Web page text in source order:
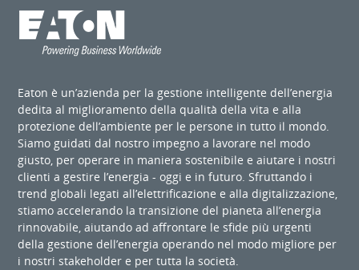
Eaton è un’azienda per la gestione intelligente dell’energia
dedita al miglioramento della qualità della vita e alla
protezione dell’ambiente per le persone in tutto il mondo.
Siamo guidati dal nostro impegno a lavorare nel modo
giusto, per operare in maniera sostenibile e aiutare i nostri
clienti a gestire l’energia - oggi e in futuro. Sfruttando i
trend globali legati all’elettrificazione e alla digitalizzazione,
stiamo accelerando la transizione del pianeta all’energia
rinnovabile, aiutando ad affrontare le sfide più urgenti
della gestione dell’energia operando nel modo migliore per
i nostri stakeholder e per tutta la società.